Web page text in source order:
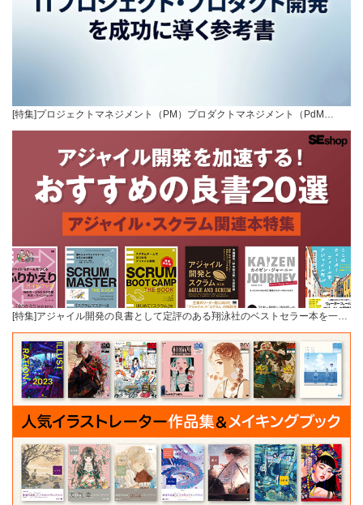
[特集]プロジェクトマネジメント（PM）プロダクトマネジメント（PdM…
[特集]アジャイル開発の良書として定評のある翔泳社のベストセラー本を一…